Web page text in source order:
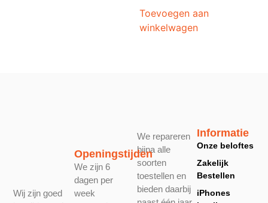
Toevoegen aan
winkelwagen
Wij zijn goed
We repareren
bijna alle
soorten
toestellen en
bieden daarbij
Openingstijden
We zijn 6
dagen per
week
Informatie
Onze beloftes
Zakelijk
Bestellen
iPhones